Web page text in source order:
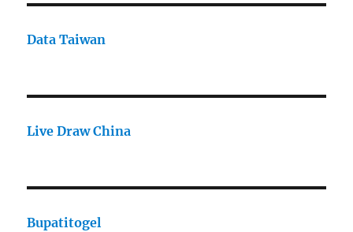
Data Taiwan
Live Draw China
Bupatitogel